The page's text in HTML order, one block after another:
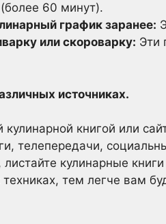
60 минут).
график заранее:
или скороварку: Эти
источниках.
кулинарной книгой или
телепередачи,
кулинарные
тем легче вам